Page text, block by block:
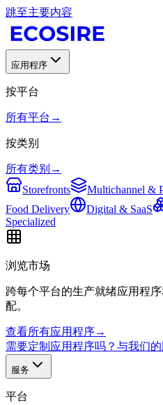
跳至主要内容
应用程序
按平台
所有平台 →
按类别
所有类别 →
Storefronts
Multichannel &
Food Delivery
Digital & SaaS
Specialized
浏览市场
跨每个平台的生产就绪应用程
配。
查看所有应用程序→
需要定制应用程序吗？与我们
服务
平台